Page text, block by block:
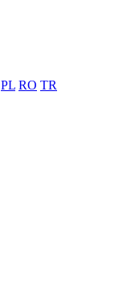
PL RO TR